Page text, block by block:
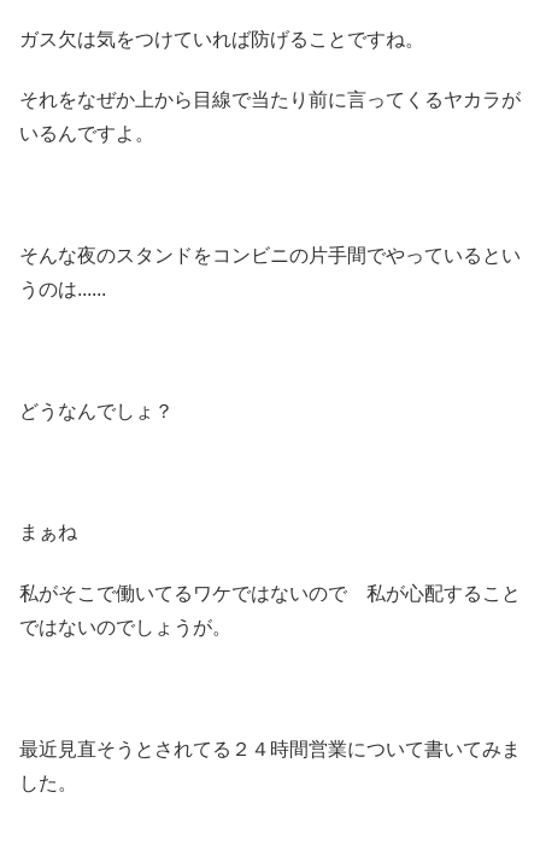
ガス欠は気をつけていれば防げることですね。
それをなぜか上から目線で当たり前に言ってくるヤカラが
いるんですよ。
そんな夜のスタンドをコンビニの片手間でやっているとい
うのは......
どうなんでしょ？
まぁね
私がそこで働いてるワケではないので 私が心配すること
ではないのでしょうが。
最近見直そうとされてる２４時間営業について書いてみま
した。